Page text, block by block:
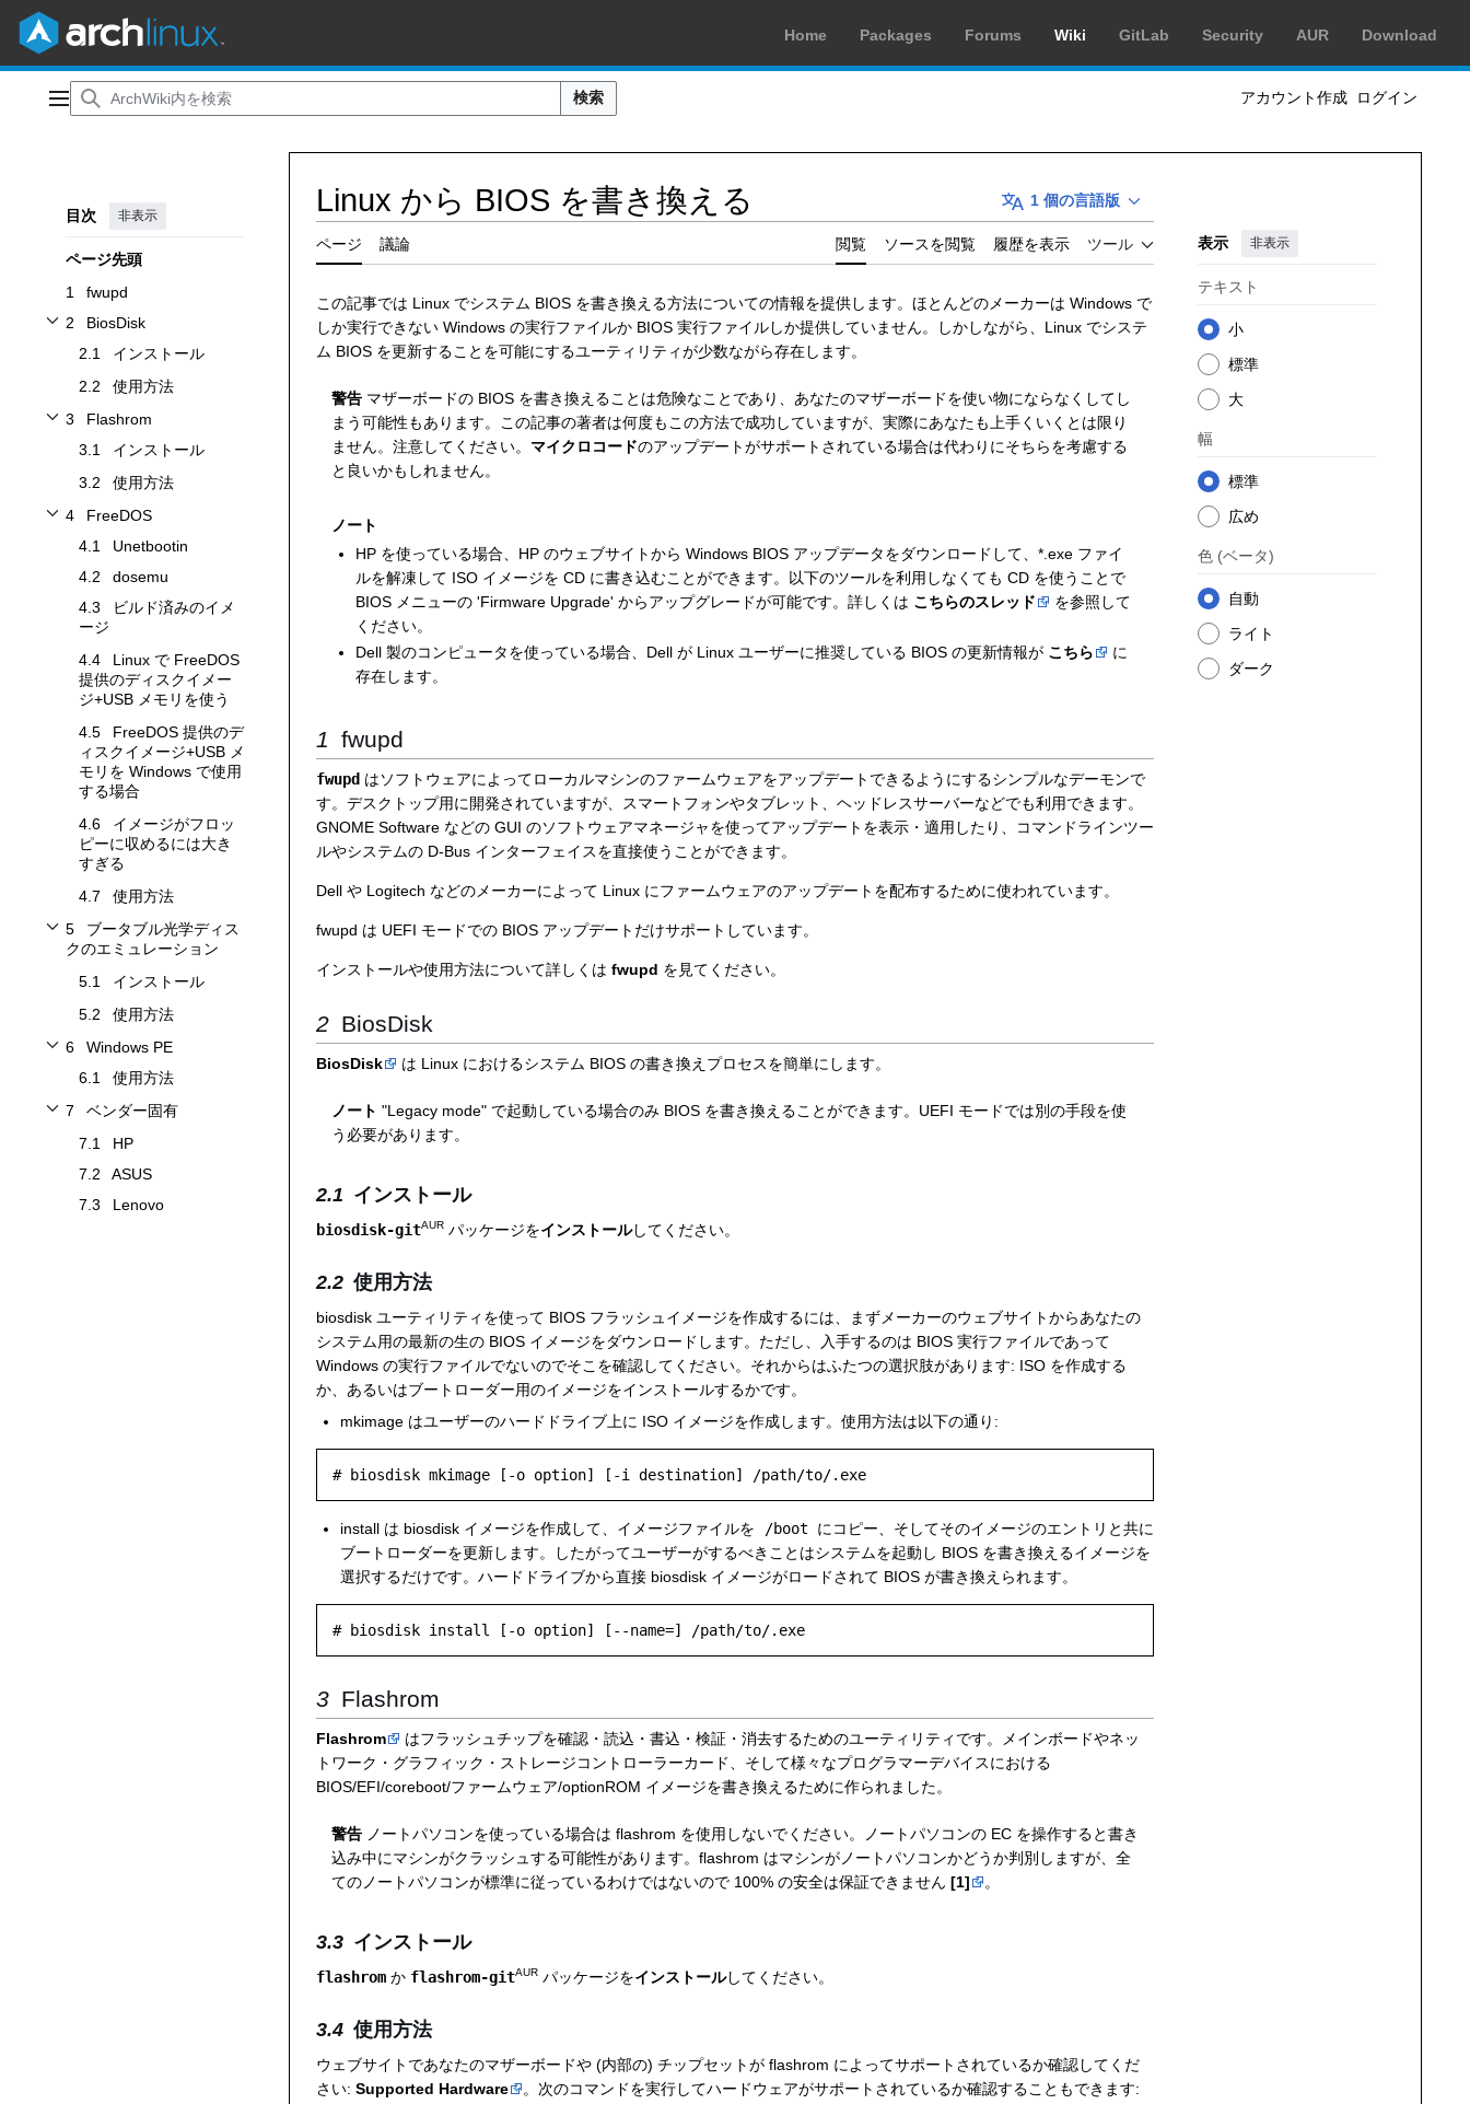
Home Packages Forums Wiki GitLab Security AUR Download
メインメニュー 検索 アカウント作成 ログイン
目次 非表示
ページ先頭
1
fwupd
2
BiosDisk
2.1
インストール
2.2
使用方法
3
Flashrom
3.1
インストール
3.2
使用方法
4
FreeDOS
4.1
Unetbootin
4.2
dosemu
4.3
ビルド済みのイメ
ージ
4.4
Linux で FreeDOS
提供のディスクイメー
ジ+USB メモリを使う
4.5
FreeDOS 提供のデ
ィスクイメージ+USB メ
モリを Windows で使用
する場合
4.6
イメージがフロッ
ピーに収めるには大き
すぎる
4.7
使用方法
5
ブータブル光学ディス
クのエミュレーション
ブータブル光学ディスクのエミュレーションサブセクションを切り替えます
5.1
インストール
5.2
使用方法
6
Windows PE
6.1
使用方法
7
ベンダー固有
ベンダー固有サブセクションを切り替えます
7.1
HP
7.2
ASUS
7.3
Lenovo
Linux から BIOS を書き換える 1 個の言語版
ページ 議論 閲覧 ソースを閲覧 履歴を表示 ツール 表示 非表示
テキスト
小
標準
大
幅
標準
広め
色 (ベータ)
自動
ライト
ダーク
この記事では Linux でシステム BIOS を書き換える方法についての情報を提供します。ほとんどのメーカーは Windows で
しか実行できない Windows の実行ファイルか BIOS 実行ファイルしか提供していません。しかしながら、Linux でシステ
ム BIOS を更新することを可能にするユーティリティが少数ながら存在します。
警告 マザーボードの BIOS を書き換えることは危険なことであり、あなたのマザーボードを使い物にならなくしてし
まう可能性もあります。この記事の著者は何度もこの方法で成功していますが、実際にあなたも上手くいくとは限り
ません。注意してください。 マイクロコードのアップデートがサポートされている場合は代わりにそちらを考慮する
と良いかもしれません。
ノート
HP を使っている場合、HP のウェブサイトから Windows BIOS アップデータをダウンロードして、*.exe ファイ
ルを解凍して ISO イメージを CD に書き込むことができます。以下のツールを利用しなくても CD を使うことで
BIOS メニューの 'Firmware Upgrade' からアップグレードが可能です。詳しくは こちらのスレッド
を参照して
ください。
Dell 製のコンピュータを使っている場合、Dell が Linux ユーザーに推奨している BIOS の更新情報が こちら
に
存在します。
fwupd
fwupd はソフトウェアによってローカルマシンのファームウェアをアップデートできるようにするシンプルなデーモンで
す。デスクトップ用に開発されていますが、スマートフォンやタブレット、ヘッドレスサーバーなどでも利用できます。
GNOME Software などの GUI のソフトウェアマネージャを使ってアップデートを表示・適用したり、コマンドラインツー
ルやシステムの D-Bus インターフェイスを直接使うことができます。
Dell や Logitech などのメーカーによって Linux にファームウェアのアップデートを配布するために使われています。
fwupd は UEFI モードでの BIOS アップデートだけサポートしています。
インストールや使用方法について詳しくは fwupd を見てください。
BiosDisk
BiosDisk は Linux におけるシステム BIOS の書き換えプロセスを簡単にします。
ノート "Legacy mode" で起動している場合のみ BIOS を書き換えることができます。UEFI モードでは別の手段を使
う必要があります。
インストール
biosdisk-gitAUR パッケージをインストールしてください。
使用方法
biosdisk ユーティリティを使って BIOS フラッシュイメージを作成するには、まずメーカーのウェブサイトからあなたの
システム用の最新の生の BIOS イメージをダウンロードします。ただし、入手するのは BIOS 実行ファイルであって
Windows の実行ファイルでないのでそこを確認してください。それからはふたつの選択肢があります: ISO を作成する
か、あるいはブートローダー用のイメージをインストールするかです。
mkimage はユーザーのハードドライブ上に ISO イメージを作成します。使用方法は以下の通り:
install は biosdisk イメージを作成して、イメージファイルを /boot
にコピー、そしてそのイメージのエントリと共に
ブートローダーを更新します。したがってユーザーがするべきことはシステムを起動し BIOS を書き換えるイメージを
選択するだけです。ハードドライブから直接 biosdisk イメージがロードされて BIOS が書き換えられます。
Flashrom
Flashrom
はフラッシュチップを確認・読込・書込・検証・消去するためのユーティリティです。メインボードやネッ
トワーク・グラフィック・ストレージコントローラーカード、そして様々なプログラマーデバイスにおける
BIOS/EFI/coreboot/ファームウェア/optionROM イメージを書き換えるために作られました。
警告 ノートパソコンを使っている場合は flashrom を使用しないでください。ノートパソコンの EC を操作すると書き
込み中にマシンがクラッシュする可能性があります。flashrom はマシンがノートパソコンかどうか判別しますが、全
てのノートパソコンが標準に従っているわけではないので 100% の安全は保証できません [1] 。
インストール
flashrom か flashrom-gitAUR パッケージをインストールしてください。
使用方法
ウェブサイトであなたのマザーボードや (内部の) チップセットが flashrom によってサポートされているか確認してくだ
さい: Supported Hardware 。次のコマンドを実行してハードウェアがサポートされているか確認することもできます: